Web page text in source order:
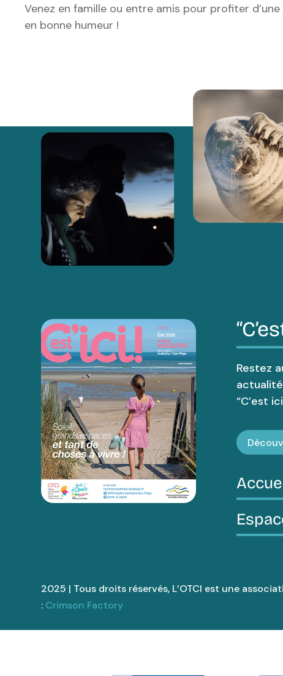
Venez en famille ou entre amis pour profiter
en bonne humeur !
Restez
“C’est
2025 | Tous droits réservés, L’OTCI est une
: Crimson Factory